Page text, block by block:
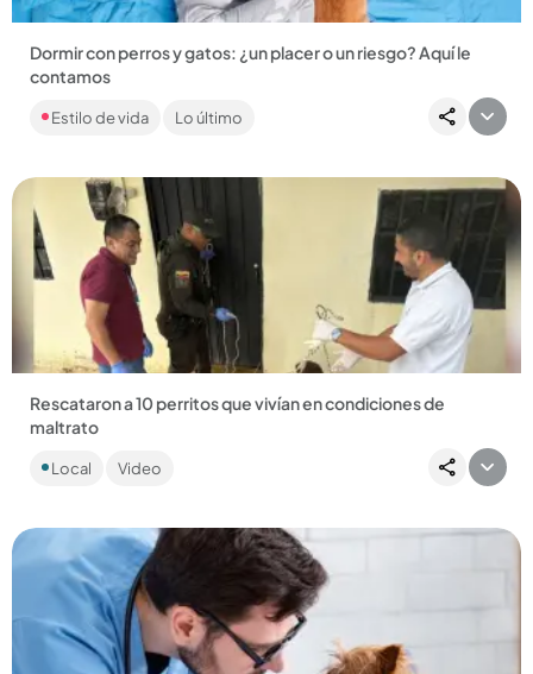
Dormir con perros y gatos: ¿un placer o un riesgo? Aquí le
contamos
Con las mascotas de la casa compartimos casi todo: ¡hasta la
siesta! Aquí le contamos si es buena idea seguirlo haciendo....
Estilo de vida Lo último
Compartir Noticia
Rescataron a 10 perritos que vivían en condiciones de
maltrato
Los animales fueron encontrados en pésimas condiciones
dentro de una casa del barrio Bello Oriente. Fueron llevados a
Local Video
Compartir Noticia